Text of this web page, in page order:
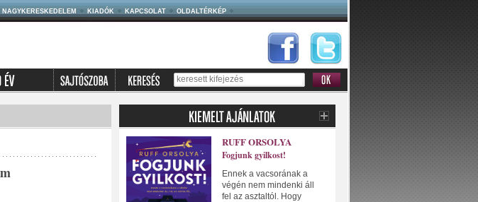
NAGYKERESKEDELEM KIADÓK KAPCSOLAT OLDALTÉRKÉP
RUFF ORSOLYA
Fogjunk gyilkost!
Ennek a vacsorának a
végén nem mindenki áll
fel az asztaltól. Hogy